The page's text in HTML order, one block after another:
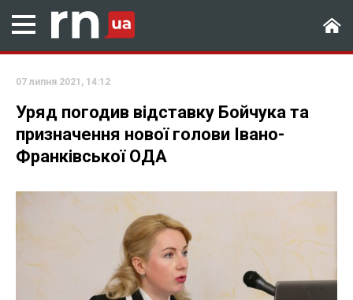
07 липня 2021, 14:12
Уряд погодив відставку Бойчука та
призначення нової голови Івано-
Франківської ОДА